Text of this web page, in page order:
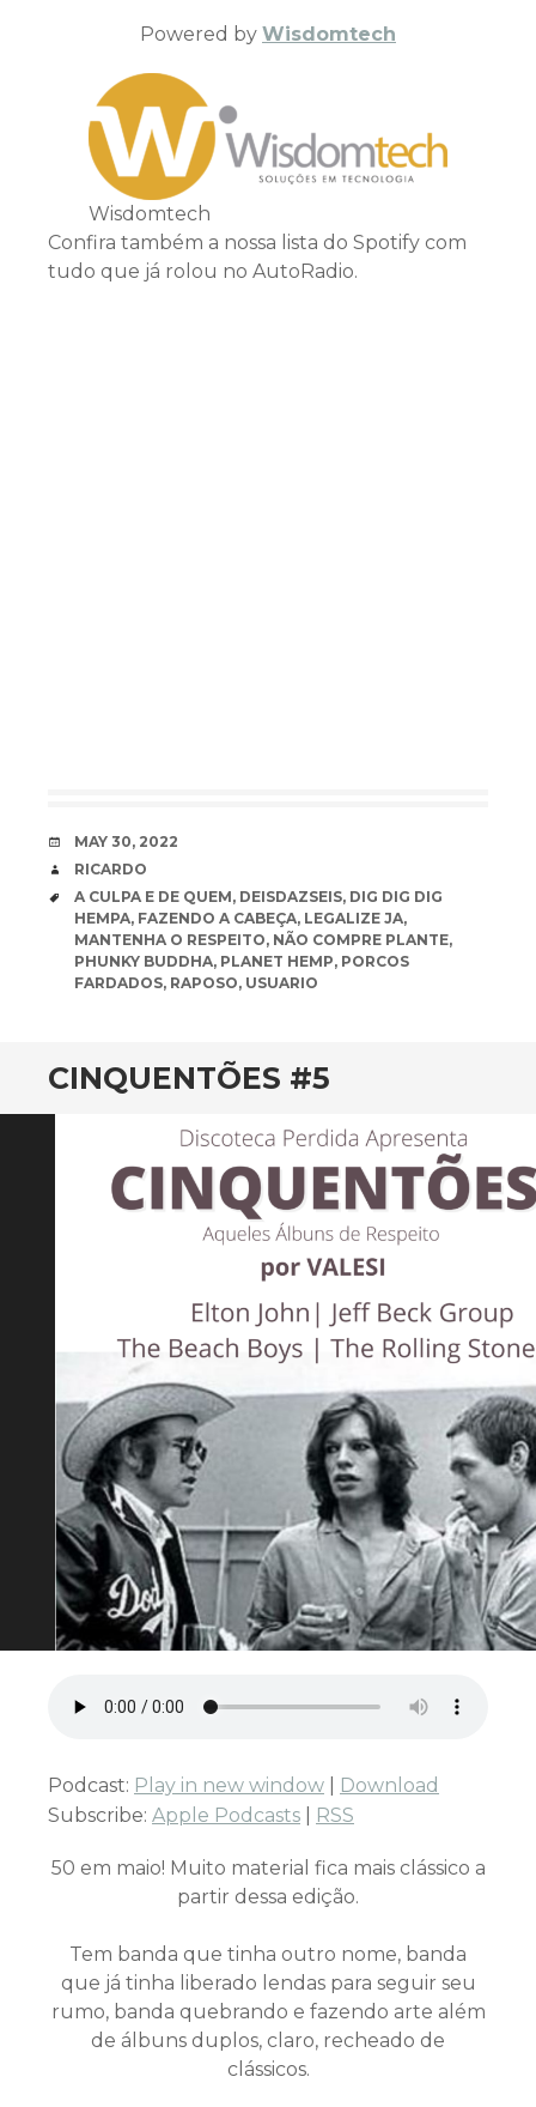
Powered by Wisdomtech
Wisdomtech
Confira também a nossa lista do Spotify com
tudo que já rolou no AutoRadio.
DATE
MAY 30, 2022
AUTHOR
RICARDO
TAGS
A CULPA E DE QUEM, DEISDAZSEIS, DIG DIG DIG
HEMPA, FAZENDO A CABEÇA, LEGALIZE JA,
MANTENHA O RESPEITO, NÃO COMPRE PLANTE,
PHUNKY BUDDHA, PLANET HEMP, PORCOS
FARDADOS, RAPOSO, USUARIO
CINQUENTÕES #5
Podcast: Play in new window
Download
Subscribe: Apple Podcasts RSS
50 em maio! Muito material fica mais clássico a
partir dessa edição.
Tem banda que tinha outro nome, banda
que já tinha liberado lendas para seguir seu
rumo, banda quebrando e fazendo arte além
de álbuns duplos, claro, recheado de
clássicos.